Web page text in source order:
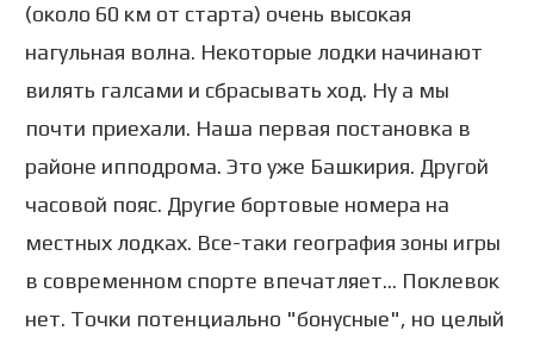
(около 60 км от старта) очень высокая
нагульная волна. Некоторые лодки начинают
вилять галсами и сбрасывать ход. Ну а мы
почти приехали. Наша первая постановка в
районе ипподрома. Это уже Башкирия. Другой
часовой пояс. Другие бортовые номера на
местных лодках. Все-таки география зоны игры
в современном спорте впечатляет... Поклевок
нет. Точки потенциально "бонусные", но целый